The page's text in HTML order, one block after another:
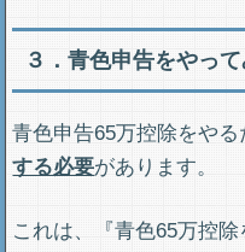
３．青色申告をやっ
青色申告65万控除をや
する必要があります。
これは、『青色65万控